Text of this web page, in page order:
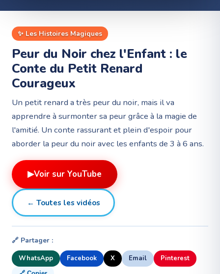
✨ Les Histoires Magiques
Peur du Noir chez l'Enfant : le
Conte du Petit Renard
Courageux
Un petit renard a très peur du noir, mais il va
apprendre à surmonter sa peur grâce à la magie de
l'amitié. Un conte rassurant et plein d'espoir pour
aborder la peur du noir avec les enfants de 3 à 6 ans.
▶Voir sur YouTube
← Toutes les vidéos
🔗 Partager :
WhatsApp Facebook X Email Pinterest